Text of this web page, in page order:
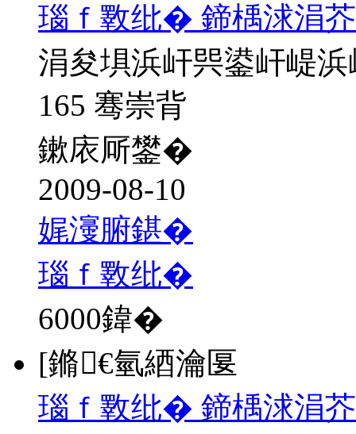
瑙ｆ斁纰� 鍗楀浗涓
涓夋埧浜屽巺鍙屽崼
165 骞崇背
鏉庡厛鐢�
2009-08-10
娓濅腑鍖�
瑙ｆ斁纰�
6000鍏�
[鏅€氫綇瀹匽
瑙ｆ斁纰� 鍗楀浗涓